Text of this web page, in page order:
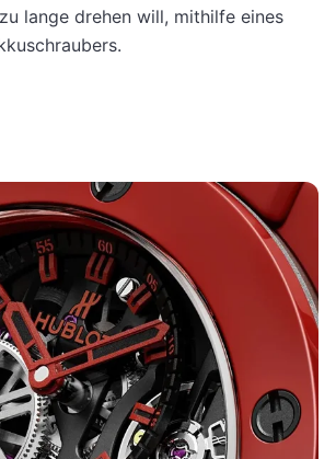
lange drehen will, mithilfe eines